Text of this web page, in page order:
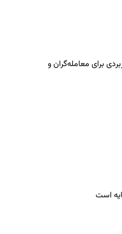
برای معامله‌گران و
است